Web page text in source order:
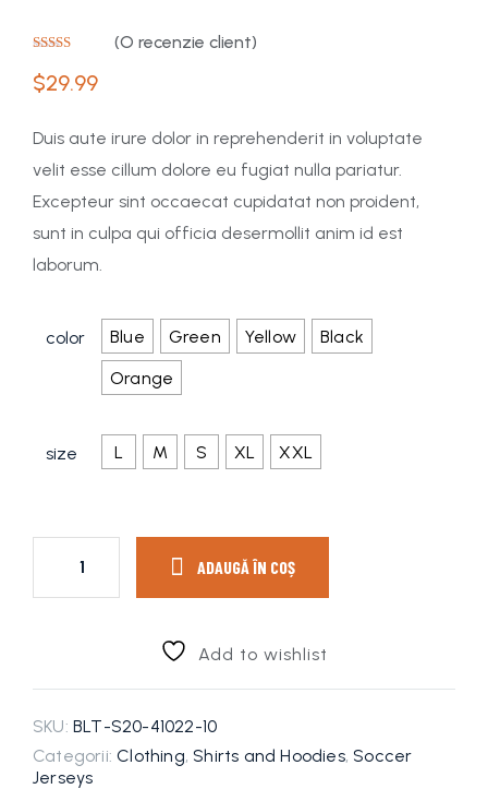
5.00din 5
pe baza unei
(O recenzie client)
$29.99
Duis aute irure dolor in reprehenderit in voluptate
velit esse cillum dolore eu fugiat nulla pariatur.
Excepteur sint occaecat cupidatat non proident,
sunt in culpa qui officia desermollit anim id est
laborum.
color Blue Green Yellow
Black
Orange
size L M S XL XXL
ADAUGĂ ÎN COȘ
Add to wishlist
SKU: BLT-S20-41022-10
Categorii:Clothing, Shirts and Hoodies, Soccer
Jerseys